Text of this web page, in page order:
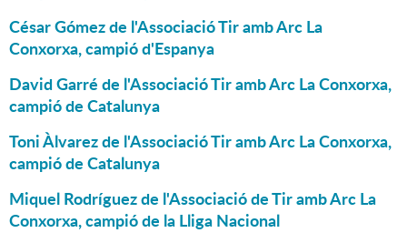
César Gómez de l'Associació Tir amb Arc La
Conxorxa, campió d'Espanya
David Garré de l'Associació Tir amb Arc La Conxorxa,
campió de Catalunya
Toni Àlvarez de l'Associació Tir amb Arc La Conxorxa,
campió de Catalunya
Miquel Rodríguez de l'Associació de Tir amb Arc La
Conxorxa, campió de la Lliga Nacional